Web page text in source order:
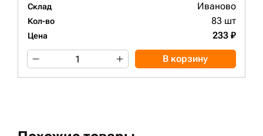
Склад Иваново
Кол-во 83 шт
Цена 233 ₽
В корзину